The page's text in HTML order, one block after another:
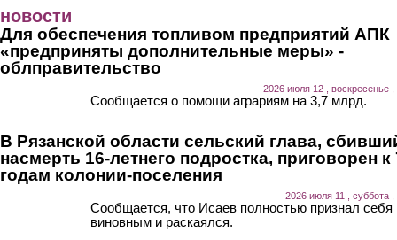
новости
Для обеспечения топливом предприятий АПК
«предприняты дополнительные меры» -
облправительство
2026 июля 12 , воскресенье ,
Сообщается о помощи аграриям на 3,7 млрд.
В Рязанской области сельский глава,
насмерть 16-летнего подростка, приговорен к
годам колонии-поселения
2026 июля 11 , суббота ,
Сообщается, что Исаев полностью признал себя
виновным и раскаялся.